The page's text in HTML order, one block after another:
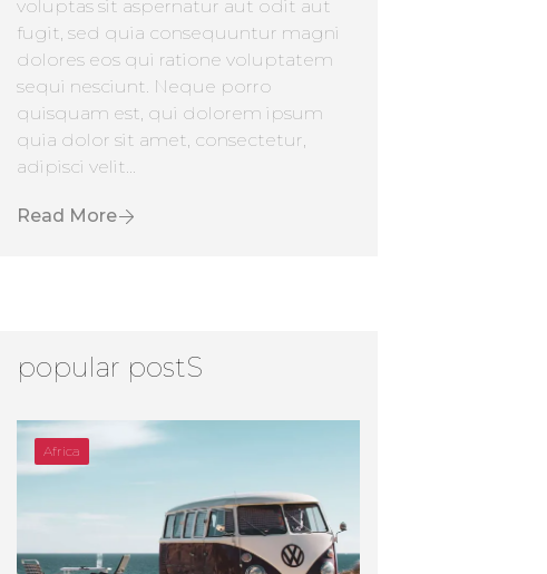
voluptas sit aspernatur aut odit aut
fugit, sed quia consequuntur magni
dolores eos qui ratione voluptatem
sequi nesciunt. Neque porro
quisquam est, qui dolorem ipsum
quia dolor sit amet, consectetur,
adipisci velit...
Read More
popular postS
Africa